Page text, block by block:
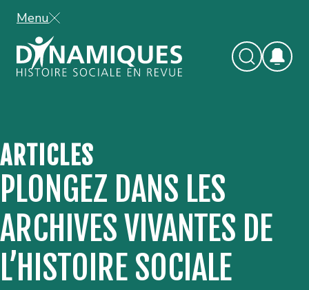
Menu
ARTICLES
PLONGEZ DANS LES
ARCHIVES VIVANTES DE
L’HISTOIRE SOCIALE